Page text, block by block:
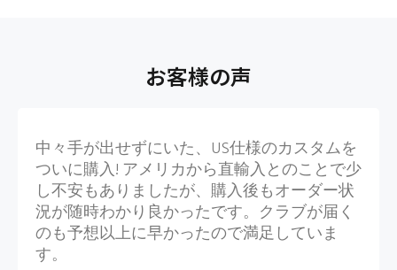
お客様の声
中々手が出せずにいた、US仕様のカスタムを
ついに購入! アメリカから直輸入とのことで少
し不安もありましたが、購入後もオーダー状
況が随時わかり良かったです。クラブが届く
のも予想以上に早かったので満足していま
す。